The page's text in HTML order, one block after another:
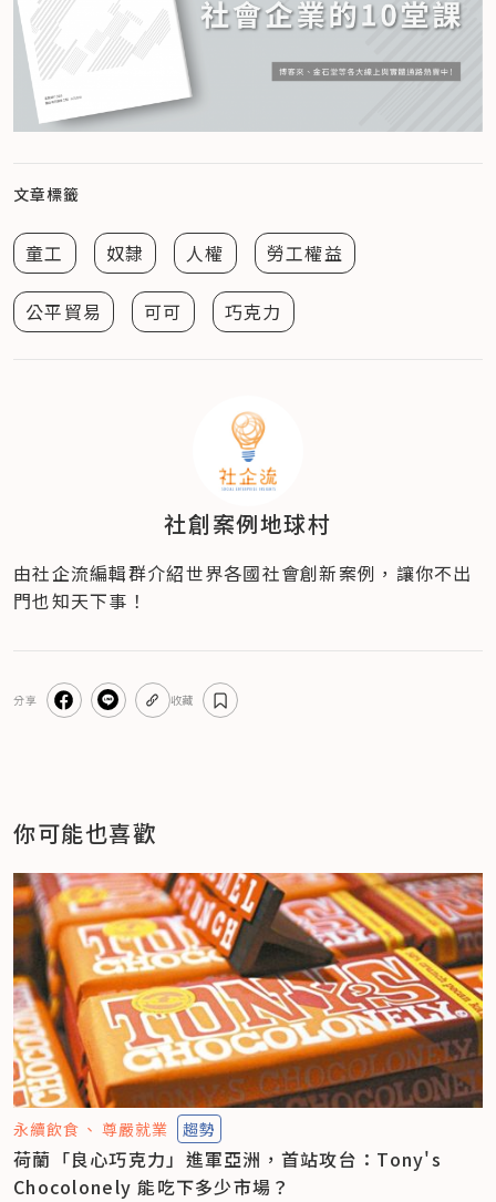
文章標籤
童工 奴隸 人權 勞工權益
公平貿易 可可 巧克力
社創案例地球村
由社企流編輯群介紹世界各國社會創新案例，讓你不出
門也知天下事！
分享 收藏
你可能也喜歡
永續飲食 尊嚴就業 趨勢
荷蘭「良心巧克力」進軍亞洲，首站攻台：Tony's
Chocolonely 能吃下多少市場？